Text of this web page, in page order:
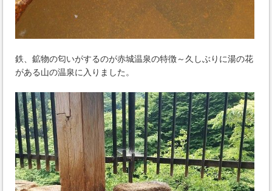
鉄、鉱物の匂いがするのが赤城温泉の特徴～久しぶりに湯の花
がある山の温泉に入りました。